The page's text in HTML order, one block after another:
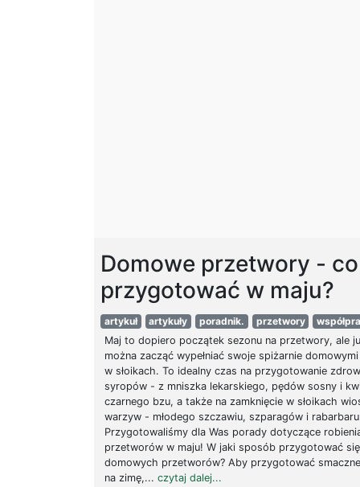
Domowe przetwory - co
przygotować w maju?
artykuł artykuły poradnik. przetwory
Maj to dopiero początek sezonu na przetwory, ale
można zacząć wypełniać swoje spiżarnie domowymi
w słoikach. To idealny czas na przygotowanie
syropów - z mniszka lekarskiego, pędów sosny i
czarnego bzu, a także na zamknięcie w słoikach
warzyw - młodego szczawiu, szparagów i
Przygotowaliśmy dla Was porady dotyczące
przetworów w maju! W jaki sposób przygotować
domowych przetworów? Aby przygotować
na zimę,... czytaj dalej...